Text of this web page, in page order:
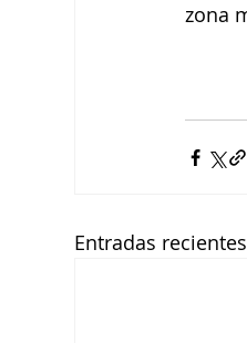
zona
Entradas recientes